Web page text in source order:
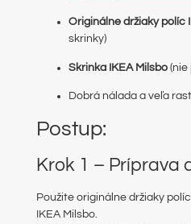
Originálne držiaky políc
skrinky)
Skrinka IKEA Milsbo(nie
Dobrá nálada a veľa
Postup:
Krok 1 – Príprava
Použite originálne držiaky
IKEA Milsbo.